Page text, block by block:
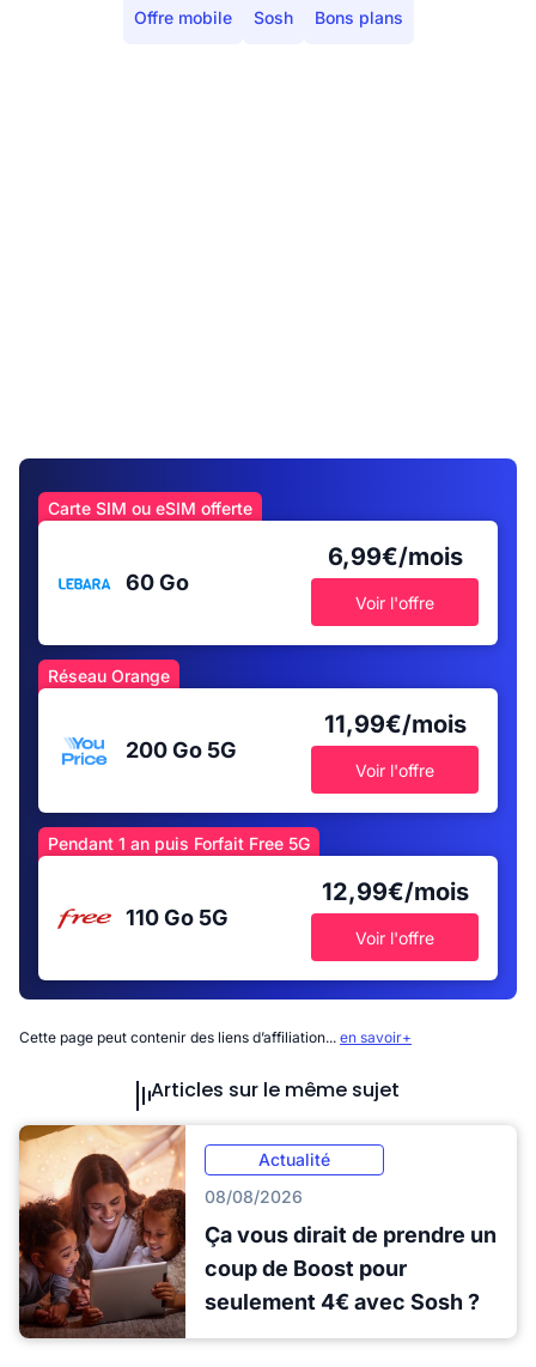
Offre mobile Sosh Bons plans
Carte SIM ou eSIM offerte
60 Go
6,99€/mois
Voir l'offre
Réseau Orange
200 Go 5G
11,99€/mois
Voir l'offre
Pendant 1 an puis Forfait Free 5G
110 Go 5G
12,99€/mois
Voir l'offre
Cette page peut contenir des liens d’affiliation... en savoir+
Articles sur le même sujet
Actualité
08/08/2026
Ça vous dirait de prendre un
coup de Boost pour
seulement 4€ avec Sosh ?